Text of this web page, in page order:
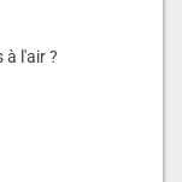
à l'air ?